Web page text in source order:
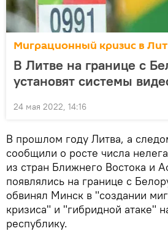
Миграционный кризис в
В Литве на границе с
установят системы
24 мая 2022, 14:16
В прошлом году Литва, а
сообщили о росте числа
из стран Ближнего Востока и
появлялись на границе с
обвинял Минск в "создании
кризиса" и "гибридной атаке"
республику.